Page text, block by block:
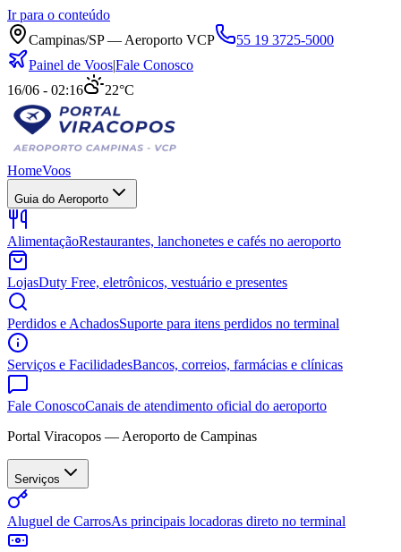
Ir para o conteúdo
Campinas/SP — Aeroporto VCP
55 19 3725-5000
Painel de Voos|Fale Conosco
16/06 - 02:16
22°C
HomeVoos
Guia do Aeroporto
AlimentaçãoRestaurantes, lanchonetes e cafés no aeroporto
LojasDuty Free, eletrônicos, vestuário e presentes
Perdidos e AchadosSuporte para itens perdidos no terminal
Serviços e FacilidadesBancos, correios, farmácias e clínicas
Fale ConoscoCanais de atendimento oficial do aeroporto
Portal Viracopos — Aeroporto de Campinas
Serviços
Aluguel de CarrosAs principais locadoras direto no terminal